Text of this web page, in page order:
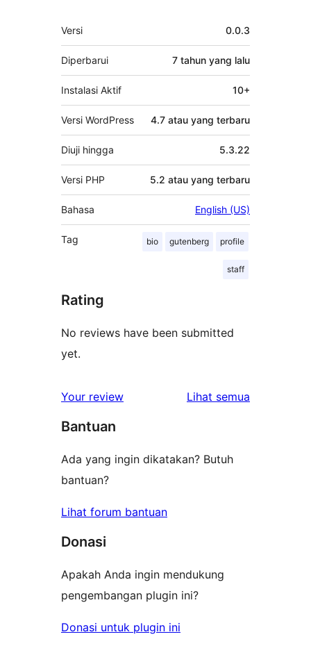
Meta
Versi 0.0.3
Diperbarui 7 tahun yang lalu
Instalasi Aktif 10+
Versi WordPress 4.7 atau yang terbaru
Diuji hingga 5.3.22
Versi PHP 5.2 atau yang terbaru
Bahasa English (US)
Tag bio gutenberg profile
staff
Rating
No reviews have been submitted
yet.
Your review Lihat semua
Bantuan
Ada yang ingin dikatakan? Butuh
bantuan?
Lihat forum bantuan
Donasi
Apakah Anda ingin mendukung
pengembangan plugin ini?
Donasi untuk plugin ini